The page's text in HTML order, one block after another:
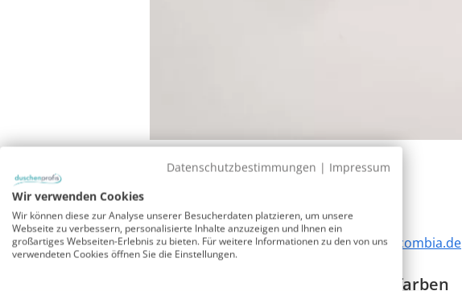
GPSR-Info
Hersteller: Combia GmbH, Petuelring 92, 80807 München,info@combia.de
Wandverbreiterungsprofil 1cm für Dusche chromfarben
Datenschutzbestimmungen | Impressum
Wir verwenden Cookies
Wir können diese zur Analyse unserer Besucherdaten platzieren, um unsere
Webseite zu verbessern, personalisierte Inhalte anzuzeigen und Ihnen ein
großartiges Webseiten-Erlebnis zu bieten. Für weitere Informationen zu den von uns
verwendeten Cookies öffnen Sie die Einstellungen.